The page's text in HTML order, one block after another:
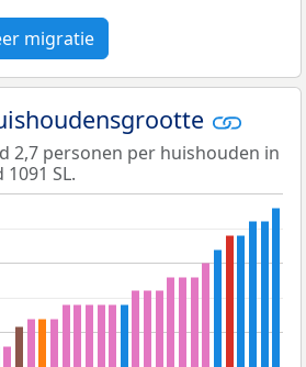
migratie
2,7 personen per huishouden in
SL.